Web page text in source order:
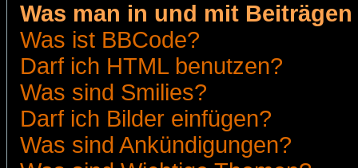
Was man in und mit
Was ist BBCode?
Darf ich HTML benutzen?
Was sind Smilies?
Darf ich Bilder einfügen?
Was sind Ankündigungen?